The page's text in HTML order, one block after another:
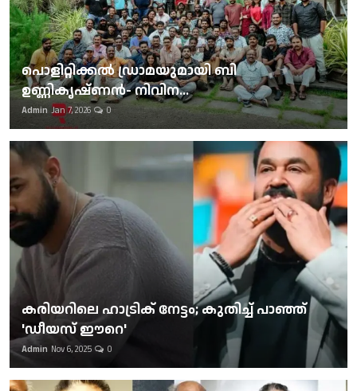
പൊളിറ്റിക്കല്‍ ഡ്രാമയുമായി ബി
ഉണ്ണികൃഷ്ണന്‍- നിവിന...
Admin Jan 7, 2026 0
കരിയറിലെ ഹാട്രിക് നേട്ടം; കുതിച്ച് പാഞ്ഞ്
'ഡീയസ് ഈറെ'
Admin Nov 6, 2025 0